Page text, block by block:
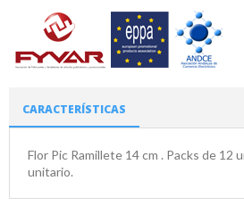
CARACTERÍSTICAS
Flor Pic Ramillete 14 cm . Packs de 12
unitario.